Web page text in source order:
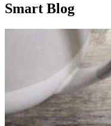
Smart Blog